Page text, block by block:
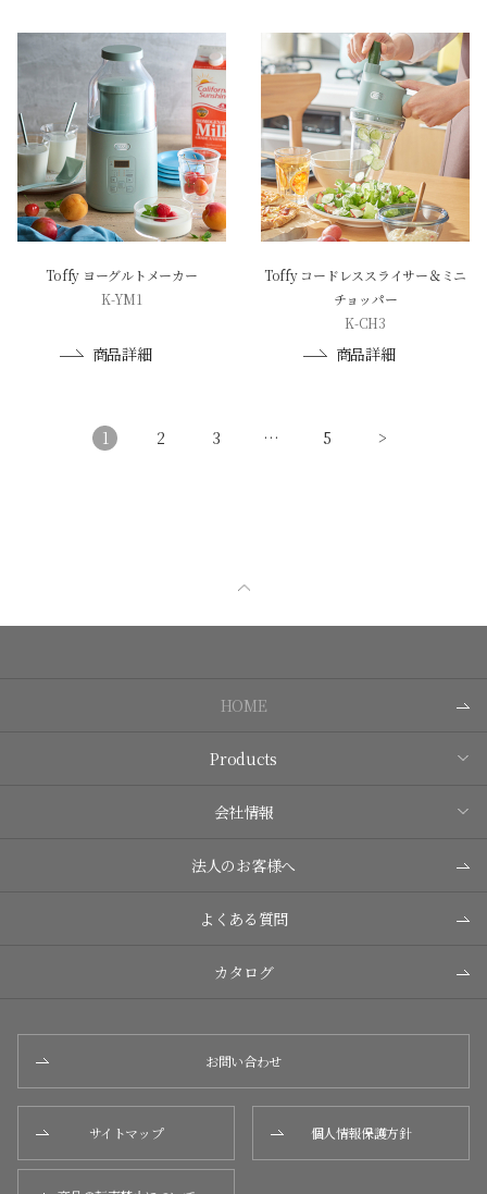
Toffy ヨーグルトメーカー
K-YM1
商品詳細
Toffy コードレススライサー＆ミニ
チョッパー
K-CH3
商品詳細
1 2 3 … 5 >
HOME
Products
会社情報
法人のお客様へ
よくある質問
カタログ
お問い合わせ
サイトマップ 個人情報保護方針